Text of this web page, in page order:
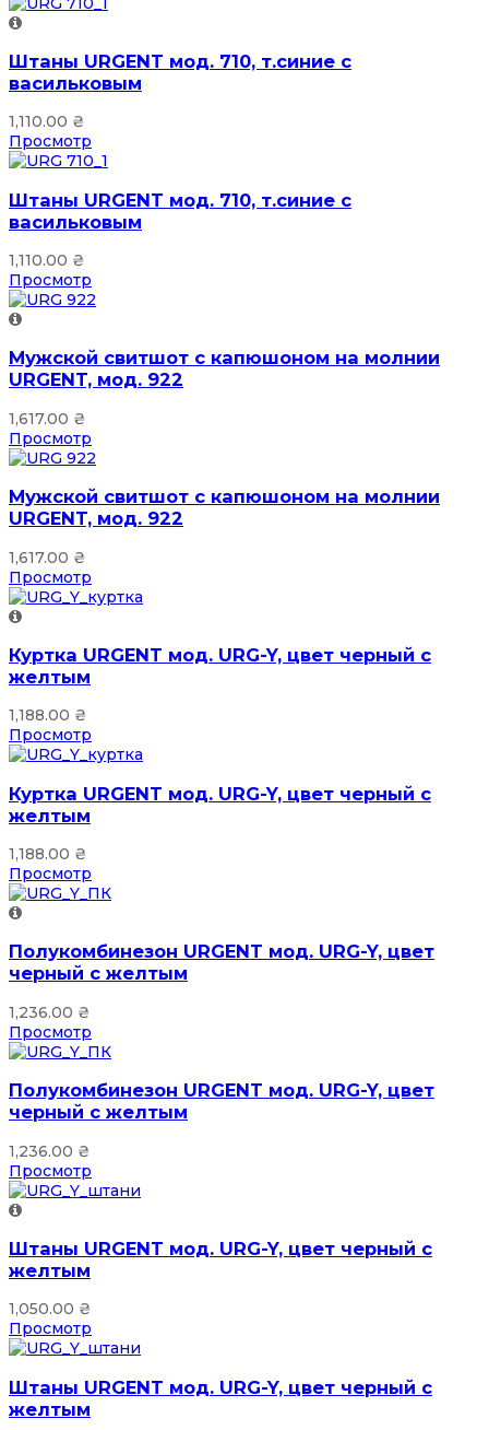
Штаны URGENT мод. 710, т.синие с
васильковым
1,110.00 ₴
Просмотр
Штаны URGENT мод. 710, т.синие с
васильковым
1,110.00 ₴
Просмотр
Мужской свитшот с капюшоном на молнии
URGENT, мод. 922
1,617.00 ₴
Просмотр
Мужской свитшот с капюшоном на молнии
URGENT, мод. 922
1,617.00 ₴
Просмотр
Куртка URGENT мод. URG-Y, цвет черный с
желтым
1,188.00 ₴
Просмотр
Куртка URGENT мод. URG-Y, цвет черный с
желтым
1,188.00 ₴
Просмотр
Полукомбинезон URGENT мод. URG-Y, цвет
черный с желтым
1,236.00 ₴
Просмотр
Полукомбинезон URGENT мод. URG-Y, цвет
черный с желтым
1,236.00 ₴
Просмотр
Штаны URGENT мод. URG-Y, цвет черный с
желтым
1,050.00 ₴
Просмотр
Штаны URGENT мод. URG-Y, цвет черный с
желтым